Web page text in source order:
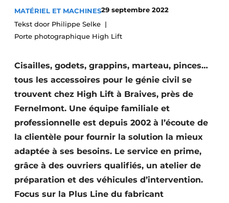
Termes et conditions
Video’s
Construction bois
Éclairage
Fondations
Façades
Géotextiles
MATÉRIEL ET MACHINES29 septembre 2022
Tekst door Philippe Selke
Porte photographique High Lift
Cisailles, godets, grappins, marteau, pinces…
tous les accessoires pour le génie civil se
trouvent chez High Lift à Braives, près de
Fernelmont. Une équipe familiale et
professionnelle est depuis 2002 à l’écoute de
la clientèle pour fournir la solution la mieux
adaptée à ses besoins. Le service en prime,
grâce à des ouvriers qualifiés, un atelier de
préparation et des véhicules d’intervention.
Focus sur la Plus Line du fabricant